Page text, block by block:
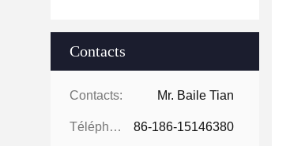
Contacts
Contacts: Mr. Baile Tian
Téléphone: 86-186-15146380